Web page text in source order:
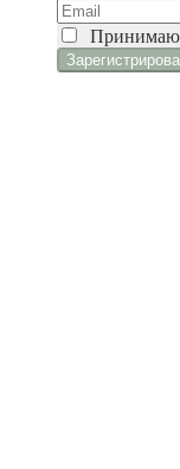
Принимаю